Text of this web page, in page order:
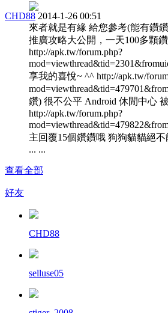
CHD88 2014-1-26 00:51
來者就是有緣 給您參考(能有鑽
推廣攻略大公開，一天100多顆
http://apk.tw/forum.php?
享我的喜悅~ ^^ http://apk.tw/
鑽) 很不公平 Android 休閒中心
http://apk.tw/forum.php?
主回覆15個鑽鑽哦 狗狗貓貓絕
... ...
查看全部
好友
CHD88
selluse05